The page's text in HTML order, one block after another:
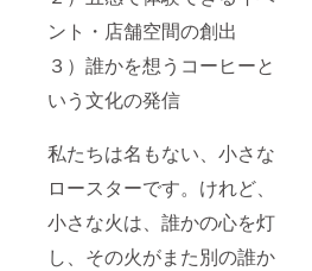
ント・店舗空間の創出
３）誰かを想うコーヒーと
いう文化の発信
私たちは名もない、小さな
ロースターです。けれど、
小さな火は、誰かの心を灯
し、その火がまた別の誰か